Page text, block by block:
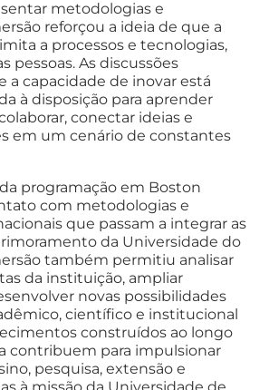
metodologias e
reforçou a ideia de que a
a processos e tecnologias,
pessoas. As discussões
a capacidade de inovar está
à disposição para aprender
conectar ideias e
em um cenário de constantes
programação em Boston
com metodologias e
que passam a integrar as
da Universidade do
também permitiu analisar
da instituição, ampliar
novas possibilidades
científico e institucional
construídos ao longo
contribuem para impulsionar
pesquisa, extensão e